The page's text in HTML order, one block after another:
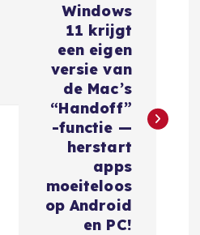
Windows
11 krijgt
een eigen
versie van
de Mac’s
“Handoff”
-functie —
herstart
apps
moeiteloos
op Android
en PC!